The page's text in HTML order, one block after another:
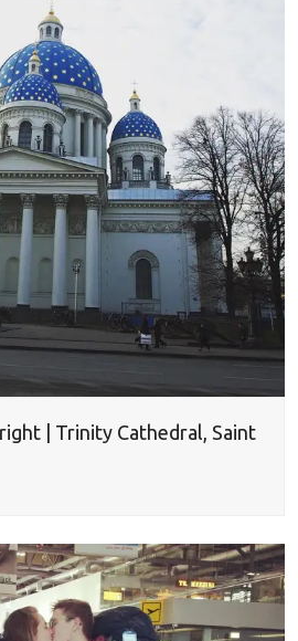
| Trinity Cathedral, Saint